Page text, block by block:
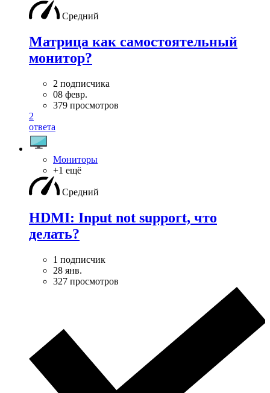
Средний
Матрица как самостоятельный
монитор?
2 подписчика
08 февр.
379 просмотров
2
ответа
Мониторы
+1 ещё
Средний
HDMI: Input not support, что
делать?
1 подписчик
28 янв.
327 просмотров